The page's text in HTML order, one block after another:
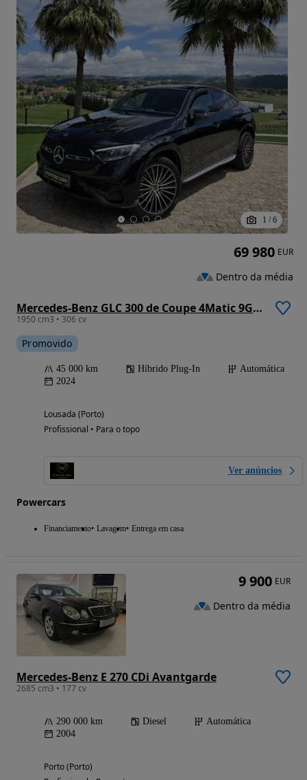
1 / 6
Mercedes-Benz GLC 300 de Coupe 4Matic 9G-TRONIC AMG Line
1950 cm3 • 306 cv
Promovido
45 000 km Híbrido Plug-In
Automática
2024
Lousada (Porto)
Profissional • Para o topo
Ver anúncios
Powercars
Financiamento Lavagem Entrega em casa
69 980 EUR
Dentro da média
Mercedes-Benz E 270 CDi Avantgarde
2685 cm3 • 177 cv
290 000 km Diesel
Automática
2004
Porto (Porto)
9 900 EUR
Dentro da média